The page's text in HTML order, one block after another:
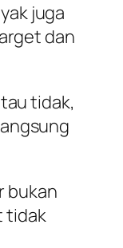
juga
dan
tidak,
bukan
tidak